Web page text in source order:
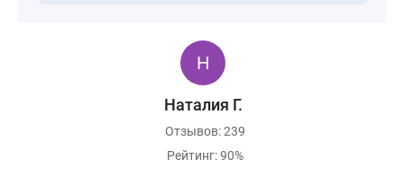
Наталия Г.
Отзывов: 239
Рейтинг: 90%